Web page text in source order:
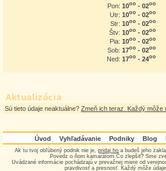
Pon: 10oo - 02oo
Utr: 10oo - 02oo
Str: 10oo - 02oo
Štv: 10oo - 02oo
Pia: 10oo - 02oo
Sob: 17oo - 02oo
Ned: 17oo - 24oo
Aktualizácia
Sú tieto údaje neaktuálne? Zmeň ich teraz. Každý môže
Úvod Vyhľadávanie Podniky Blog
Ak tu tvoj obľúbený podnik nie je, pridaj ho a budeš jeho
Povedz o ňom kamarátom.Čo zlepšiť? Sme
Uvádzané informácie pochádzajú v prevažnej miere od
pravdivosť a presnosť. Každý môže údaje